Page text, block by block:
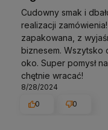
Cudowny smak i
realizacji
zapakowana, z
biznesem. Wszytsko
oko. Super pomysł
chętnie wracać!
8/28/2024
0
0